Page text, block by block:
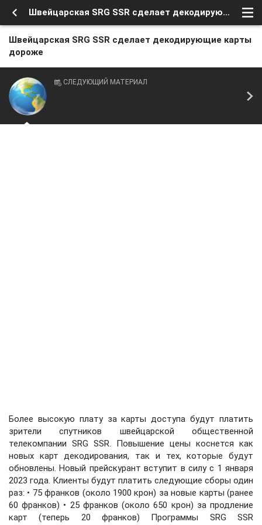
Швейцарская SRG SSR сделает декодирующие карты дороже
Швейцарская SRG SSR сделает декодирующие карты
дороже
СЛЕДУЮЩИЙ МАТЕРИАЛ
Более высокую плату за карты доступа будут платить
зрители спутников швейцарской общественной
телекомпании SRG SSR. Повышение цены коснется как
новых карт декодирования, так и тех, которые будут
обновлены. Новый прейскурант вступит в силу с 1 января
2023 года. Клиенты будут платить следующие сборы один
раз: • 75 франков (около 1900 крон) за новые карты (ранее
60 франков) • 25 франков (около 650 крон) за продление
карт (теперь 20 франков) Программы SRG SSR